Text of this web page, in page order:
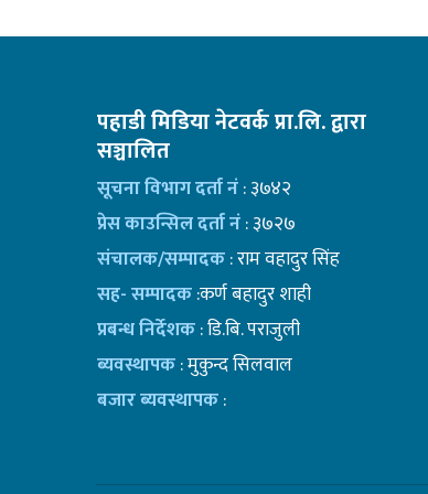
पहाडी मिडिया नेटवर्क प्रा.लि. द्वारा
सञ्चालित
सूचना विभाग दर्ता नं: ३७४२
प्रेस काउन्सिल दर्ता नं: ३७२७
संचालक/सम्पादक: राम वहादुर सिंह
सह- सम्पादक:कर्ण बहादुर शाही
प्रबन्ध निर्देशक: डि.बि. पराजुली
ब्यवस्थापक: मुकुन्द सिलवाल
बजार ब्यवस्थापक: